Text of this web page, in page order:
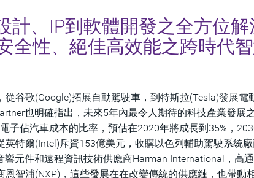
計、IP到軟體開發之全方位解
全性、絕佳高效能之跨時代
從谷歌(Google)拓展自動駕駛車，到特斯拉(Tesla)發展
也明確指出，未來5年內最令人期待的科技產業發展
子佔汽車成本的比率，預估在2020年將成長到35%，
特爾(Intel)斥資153億美元，收購以色列輔助駕駛系統
響元件和遠程資訊技術供應商Harman International，高
智浦(NXP)，這些發展在在改變傳統的供應鏈，也帶動